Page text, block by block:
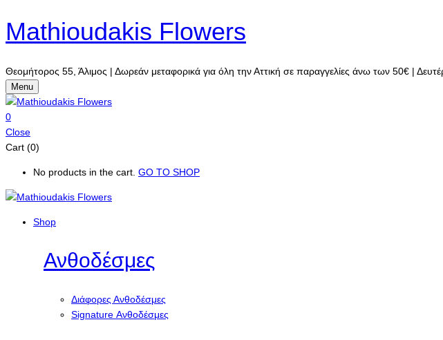
Mathioudakis Flowers
Θεομήτορος 55, Άλιμος | Δωρεάν μεταφορικά για όλη την Αττική σε παραγγελίες άνω των 50€ |
Menu
0
Close
Cart (0)
No products in the cart. GO TO SHOP
Shop
Ανθοδέσμες
Διάφορες Ανθοδέσμες
Signature Ανθοδέσμες